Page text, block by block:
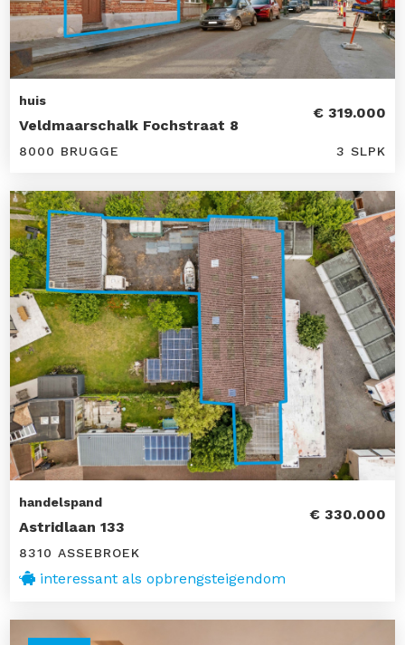
huis
Veldmaarschalk Fochstraat 8
€ 319.000
8000 BRUGGE 3 SLPK
handelspand
Astridlaan 133
€ 330.000
8310 ASSEBROEK
interessant als opbrengsteigendom